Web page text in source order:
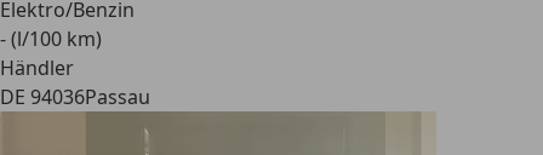
Elektro/Benzin
- (l/100 km)
Händler
DE 94036Passau